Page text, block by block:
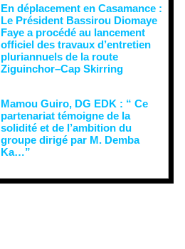
En déplacement en Casamance :
Le Président Bassirou Diomaye
Faye a procédé au lancement
officiel des travaux d’entretien
pluriannuels de la route
Ziguinchor–Cap Skirring
Mamou Guiro, DG EDK : “ Ce
partenariat témoigne de la
solidité et de l’ambition du
groupe dirigé par M. Demba
Ka…”